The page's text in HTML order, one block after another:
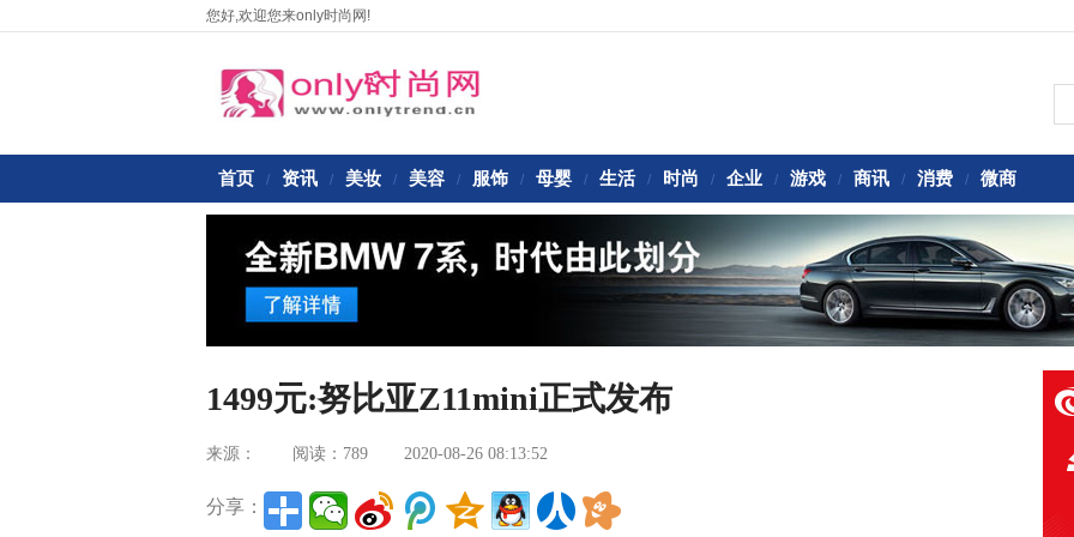
您好,欢迎您来only时尚网!
首页 / 资讯 / 美妆 / 美容 / 服饰 / 母婴 / 生活 / 时尚 / 企业 / 游戏 / 商讯 / 消费 / 微商
1499元:努比亚Z11mini正式发布
来源： 阅读：789 2020-08-26 08:13:52
分享：